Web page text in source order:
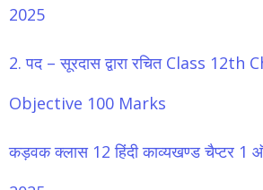
2025
2. पद – सूरदास द्वारा रचित Class 12th
Objective 100 Marks
कड़वक क्लास 12 हिंदी काव्यखण्ड चैप्टर 1